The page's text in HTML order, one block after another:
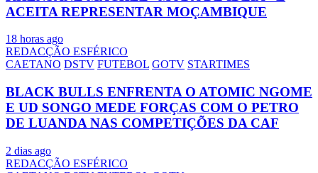
ACEITA REPRESENTAR MOÇAMBIQUE
18 horas ago
REDACÇÃO ESFÉRICO
CAETANO DSTV FUTEBOL GOTV STARTIMES
BLACK BULLS ENFRENTA O ATOMIC NGOME
E UD SONGO MEDE FORÇAS COM O PETRO
DE LUANDA NAS COMPETIÇÕES DA CAF
2 dias ago
REDACÇÃO ESFÉRICO